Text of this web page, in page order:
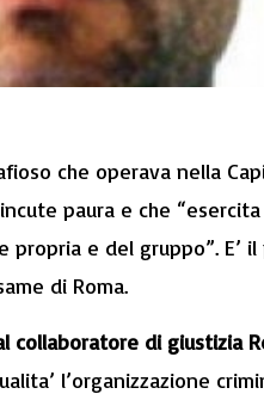
che operava nella
paura e che
e del gruppo”. E’
di Roma.
collaboratore di giustizia
l’organizzazione